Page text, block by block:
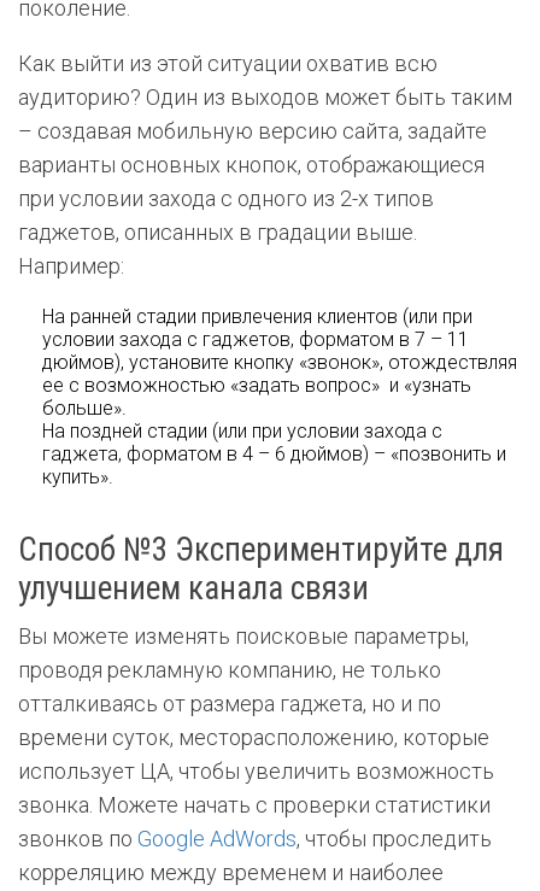
поколение.
Как выйти из этой ситуации охватив всю
аудиторию? Один из выходов может быть таким
– создавая мобильную версию сайта, задайте
варианты основных кнопок, отображающиеся
при условии захода с одного из 2-х типов
гаджетов, описанных в градации выше.
Например:
На ранней стадии привлечения клиентов (или при
условии захода с гаджетов, форматом в 7 – 11
дюймов), установите кнопку «звонок», отождествляя
ее с возможностью «задать вопрос» и «узнать
больше».
На поздней стадии (или при условии захода с
гаджета, форматом в 4 – 6 дюймов) – «позвонить и
купить».
Способ №3 Экспериментируйте для
улучшением канала связи
Вы можете изменять поисковые параметры,
проводя рекламную компанию, не только
отталкиваясь от размера гаджета, но и по
времени суток, месторасположению, которые
использует ЦА, чтобы увеличить возможность
звонка. Можете начать с проверки статистики
звонков по Google AdWords, чтобы проследить
корреляцию между временем и наиболее